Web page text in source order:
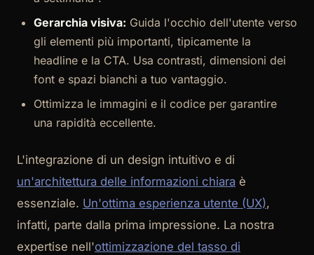
Gerarchia visiva: Guida l'occhio dell'utente verso
gli elementi più importanti, tipicamente la
headline e la CTA. Usa contrasti, dimensioni dei
font e spazi bianchi a tuo vantaggio.
Ottimizza le immagini e il codice per garantire
una rapidità eccellente.
L'integrazione di un design intuitivo e di
un'architettura delle informazioni chiara è
essenziale. Un'ottima esperienza utente (UX),
infatti, parte dalla prima impressione. La nostra
expertise nell'ottimizzazione del tasso di